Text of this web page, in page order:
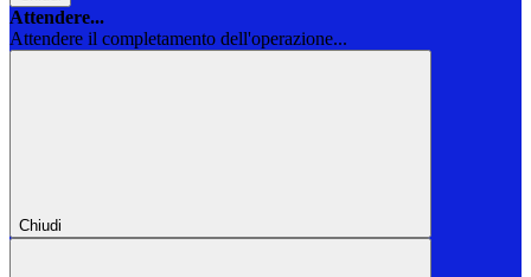
Attendere...
Attendere il completamento dell'operazione...
Chiudi